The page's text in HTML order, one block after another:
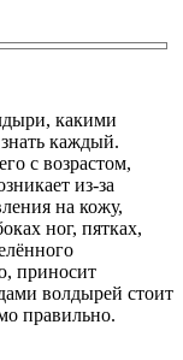
какими
каждый.
с возрастом,
из-за
на кожу,
ног, пятках,
приносит
волдырей стоит
правильно.